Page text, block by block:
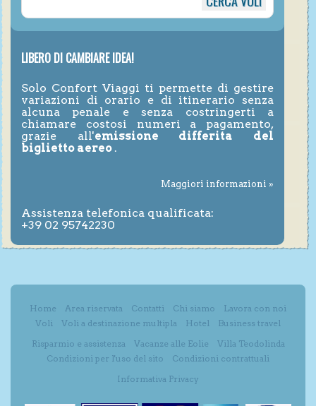
LIBERO DI CAMBIARE IDEA!
Solo Confort Viaggi ti permette di gestire
variazioni di orario e di itinerario senza
alcuna penale e senza costringerti a
chiamare costosi numeri a pagamento,
grazie all'emissione differita del
biglietto aereo .
Maggiori informazioni »
Assistenza telefonica qualificata:
+39 02 95742230
Home Area riservata Contatti Chi siamo
Lavora con noi
Voli
Voli a destinazione multipla Hotel
Business travel
Risparmio e assistenza
Vacanze alle Eolie
Villa Teodolinda
Condizioni per l'uso del sito
Condizioni contrattuali
Informativa Privacy